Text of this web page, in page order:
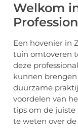
Welkom
Een hovenier in
tuin omtoveren
deze
kunnen
duurzame
voordelen van
tips om de juiste
te weten over